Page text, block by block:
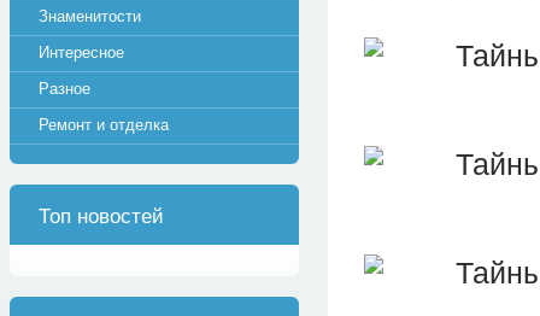
Знаменитости
Интересное
Разное
Ремонт и отделка
Топ новостей